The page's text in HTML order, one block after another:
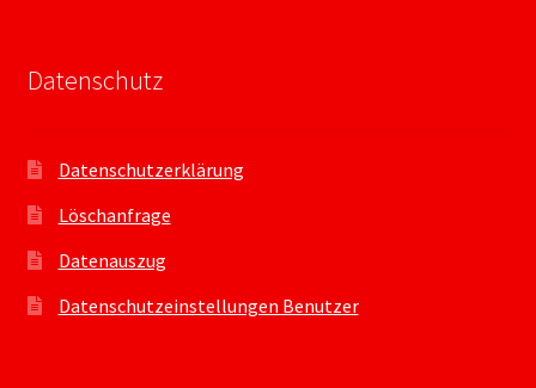
Datenschutz
Datenschutzerklärung
Löschanfrage
Datenauszug
Datenschutzeinstellungen Benutzer